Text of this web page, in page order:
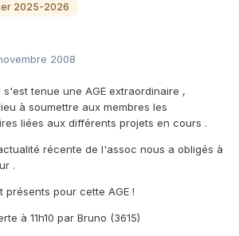
2025-2026
2008
s'est tenue une AGE extraordinaire ,
à soumettre aux membres les
liées aux différents projets en cours .
récente de l'assoc nous a obligés à
.
présents pour cette AGE !
à 11h10 par Bruno (3615)